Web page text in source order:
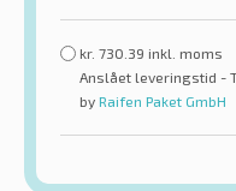
kr. 730.39 inkl. moms
Anslået leveringstid -
by Raifen Paket GmbH